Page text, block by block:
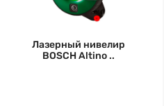
Лазерный нивелир
BOSCH Altino ..